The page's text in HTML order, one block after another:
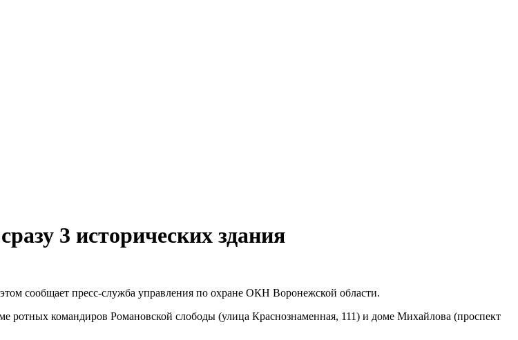
3 исторических здания
сообщает пресс-служба управления по охране ОКН Воронежской области.
ротных командиров Романовской слободы (улица Краснознаменная, 111) и доме Михайлова (проспект